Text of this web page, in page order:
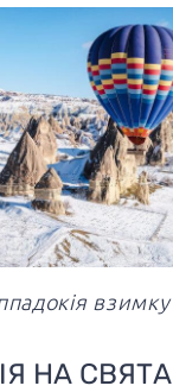
взимку
НА СВЯТА